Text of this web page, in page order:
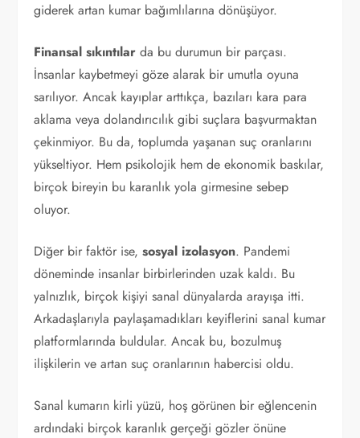
giderek artan kumar bağımlılarına dönüşüyor.
Finansal sıkıntılar da bu durumun bir parçası.
İnsanlar kaybetmeyi göze alarak bir umutla oyuna
sarılıyor. Ancak kayıplar arttıkça, bazıları kara para
aklama veya dolandırıcılık gibi suçlara başvurmaktan
çekinmiyor. Bu da, toplumda yaşanan suç oranlarını
yükseltiyor. Hem psikolojik hem de ekonomik baskılar,
birçok bireyin bu karanlık yola girmesine sebep
oluyor.
Diğer bir faktör ise,sosyal izolasyon. Pandemi
döneminde insanlar birbirlerinden uzak kaldı. Bu
yalnızlık, birçok kişiyi sanal dünyalarda arayışa itti.
Arkadaşlarıyla paylaşamadıkları keyiflerini sanal kumar
platformlarında buldular. Ancak bu, bozulmuş
ilişkilerin ve artan suç oranlarının habercisi oldu.
Sanal kumarın kirli yüzü, hoş görünen bir eğlencenin
ardındaki birçok karanlık gerçeği gözler önüne